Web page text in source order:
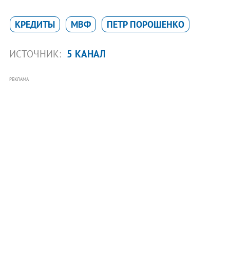
КРЕДИТЫ МВФ ПЕТР ПОРОШЕНКО
ИСТОЧНИК: 5 КАНАЛ
РЕКЛАМА